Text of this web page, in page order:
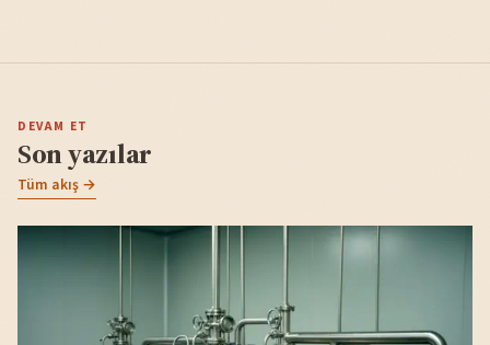
DEVAM ET
Son yazılar
Tüm akış →